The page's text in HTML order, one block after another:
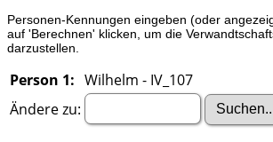
Personen-Kennungen eingeben (oder
auf 'Berechnen' klicken, um die
darzustellen.
Person 1: Wilhelm - IV_107
Ändere zu: